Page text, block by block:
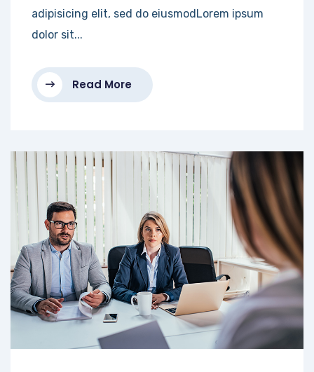
adipisicing elit, sed do eiusmodLorem ipsum
dolor sit...
Read More